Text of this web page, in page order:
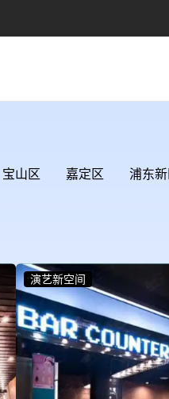
宝山区 嘉定区 浦东
演艺新空间